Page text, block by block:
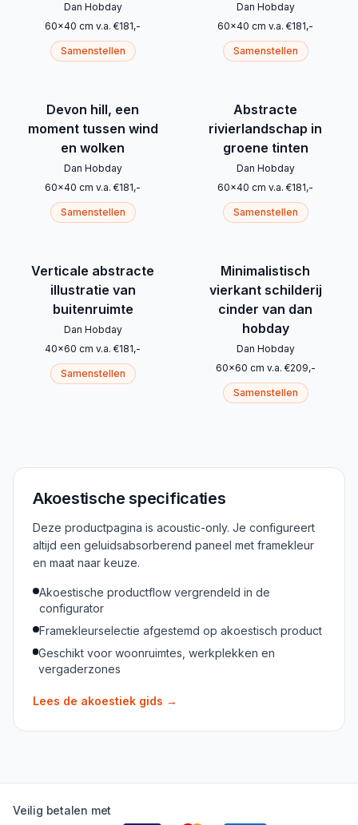
Dan Hobday
60x40 cm v.a. €181,-
Samenstellen
Dan Hobday
60x40 cm v.a. €181,-
Samenstellen
Devon hill, een
moment tussen wind
en wolken
Dan Hobday
60x40 cm v.a. €181,-
Samenstellen
Abstracte
rivierlandschap in
groene tinten
Dan Hobday
60x40 cm v.a. €181,-
Samenstellen
Verticale abstracte
illustratie van
buitenruimte
Dan Hobday
40x60 cm v.a. €181,-
Samenstellen
Minimalistisch
vierkant schilderij
cinder van dan
hobday
Dan Hobday
60x60 cm v.a. €209,-
Samenstellen
Akoestische specificaties
Deze productpagina is acoustic-only. Je configureert
altijd een geluidsabsorberend paneel met framekleur
en maat naar keuze.
Akoestische productflow vergrendeld in de
configurator
Framekleurselectie afgestemd op akoestisch product
Geschikt voor woonruimtes, werkplekken en
vergaderzones
Lees de akoestiek gids →
Veilig betalen met